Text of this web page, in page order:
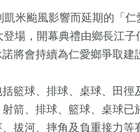
凱米颱風影響而延期的「
場，開幕典禮由鄉長江
將會持續為仁愛鄉爭取
球、排球、桌球、田徑
箭、排球、籃球、桌球
拔河、摔角及負重接力等